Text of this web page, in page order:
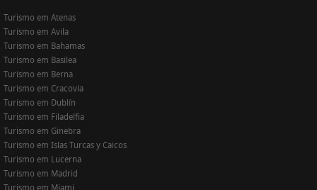
Turismo em Atenas
Turismo em Avila
Turismo em Bahamas
Turismo em Basilea
Turismo em Berna
Turismo em Cracovia
Turismo em Dublín
Turismo em Filadelfia
Turismo em Ginebra
Turismo em Islas Turcas y Caicos
Turismo em Lucerna
Turismo em Madrid